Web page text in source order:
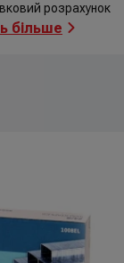
розрахунок
більше